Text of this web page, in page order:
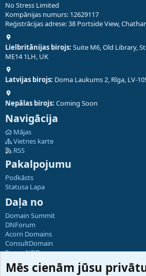
No Stress Limited
Kompānijas numurs: 12629117
Reģistrācijas adrese: 38 Portside View,
Lielbritānijas birojs: Suite M6, Old Library,
ME14 1LH, UK
Latvijas birojs: Doma Laukums 2, Rīga, LV-
Nepālas birojs: Coming Soon
Navigācija
Mājas
Vietnes karte
RSS
Pakalpojumu
Podkāsts
Statusa Lapa
Daļa no
Domain Summit
DNForum
Acorn Domains
ConsultDomain
ForumNDD
Domainforum.ro
27.be
Mēs cienām jūsu